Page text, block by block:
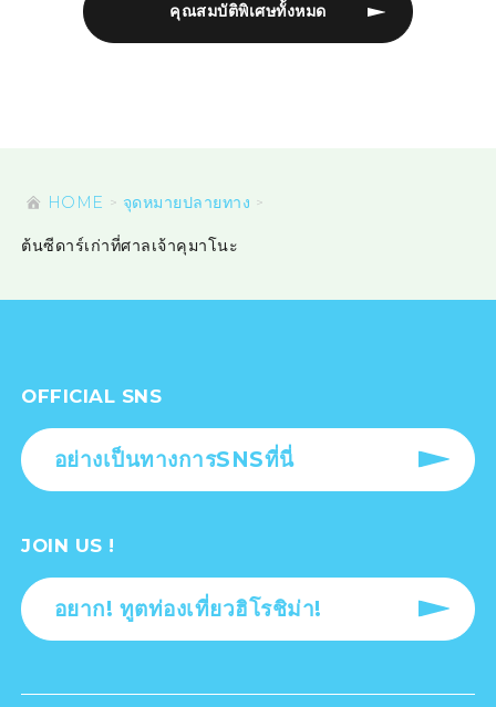
คุณสมบัติพิเศษทั้งหมด
HOME จุดหมายปลายทาง
ต้นซีดาร์เก่าที่ศาลเจ้าคุมาโนะ
OFFICIAL SNS
อย่างเป็นทางการSNSที่นี่
JOIN US !
อยาก! ทูตท่องเที่ยวฮิโรชิม่า!